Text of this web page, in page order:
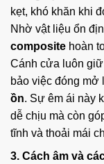
kẹt, khó khăn khi
Nhờ vật liệu ổn
composite hoàn
Cánh cửa luôn
bảo việc đóng mở
ồn. Sự êm ái này
dễ chịu mà còn
tĩnh và thoải mái
3. Cách âm và